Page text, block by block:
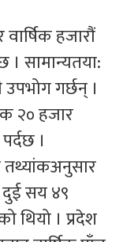
हजारौं
। सामान्यतया:
गर्छन् ।
२० हजार
।
तथ्यांकअनुसार
सय ४९
थियो । प्रदेश